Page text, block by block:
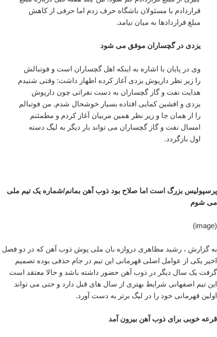
قراردادم با مسئولان باشگاه حرف زدم اما حرفی از کاهش
مبلغ قراردادها به میان نیامد.
یزدی در گچساران موفق می شود
وی در پایان با اشاره به اینکه اهل گچساران است و فوتبالش
را زیر نظر داریوش یزدی آغاز کرده اظهار داشت: وقتی شنیدم
هدایت نفت و گاز گچساران به دست نفراتی چون داریوش
یزدی و افشین کمایی افتاده بسیار خوشحال شدم. من فوتبالم
را از همان جا و زیر نظر همین مربیان آغاز کردم و مطمئنم
امسال نفت و گاز گچساران می تواند بار دیگر به لیگ دسته
اول بازگردد.
پرسپولیس بزرگ است اما صلاح بود ذوب آهن بمانم/شماره یک تیم ملی
می شوم
(image)
به گزارش ، رشید مظاهری دروازه بان ملی پوش ذوب آهن که در دو فصل
اخیر یکی از عوامل اصلی قهرمانی این تیم در جام حذفی بوده تصمیم
گرفت یک سال دیگر در ذوب آهن حضور داشته باشد و حالا معتقد است
این تیم اصفهانی شرایط بهتری از سال های قبل دارد و حتی می تواند
اولین قهرمانی خود را در لیگ برتر به دست آورد.
قرعه خوبی برای ذوب آهن بیرون آمد